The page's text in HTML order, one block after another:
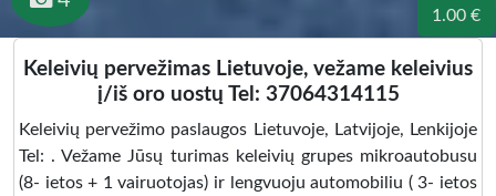
1.00 €
Keleivių pervežimas Lietuvoje, vežame keleivius
į/iš oro uostų Tel: 37064314115
Keleivių pervežimo paslaugos Lietuvoje, Latvijoje, Lenkijoje
Tel: . Vežame Jūsų turimas keleivių grupes mikroautobusu
(8- ietos + 1 vairuotojas) ir lengvuoju automobiliu ( 3- ietos